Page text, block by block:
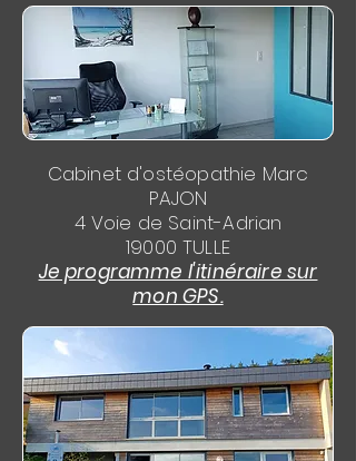
Cabinet d'ostéopathie Marc
PAJON
4 Voie de Saint-Adrian
19000 TULLE
Je programme l'itinéraire sur
mon GPS.